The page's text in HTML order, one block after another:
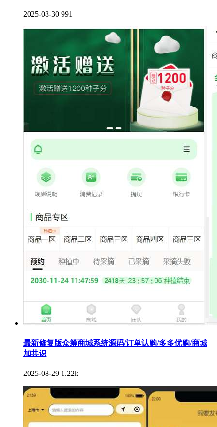
2025-08-30 991
最新修复版众筹商城系统源码/订单认购/多多优购/商城
加共识
2025-08-29 1.22k